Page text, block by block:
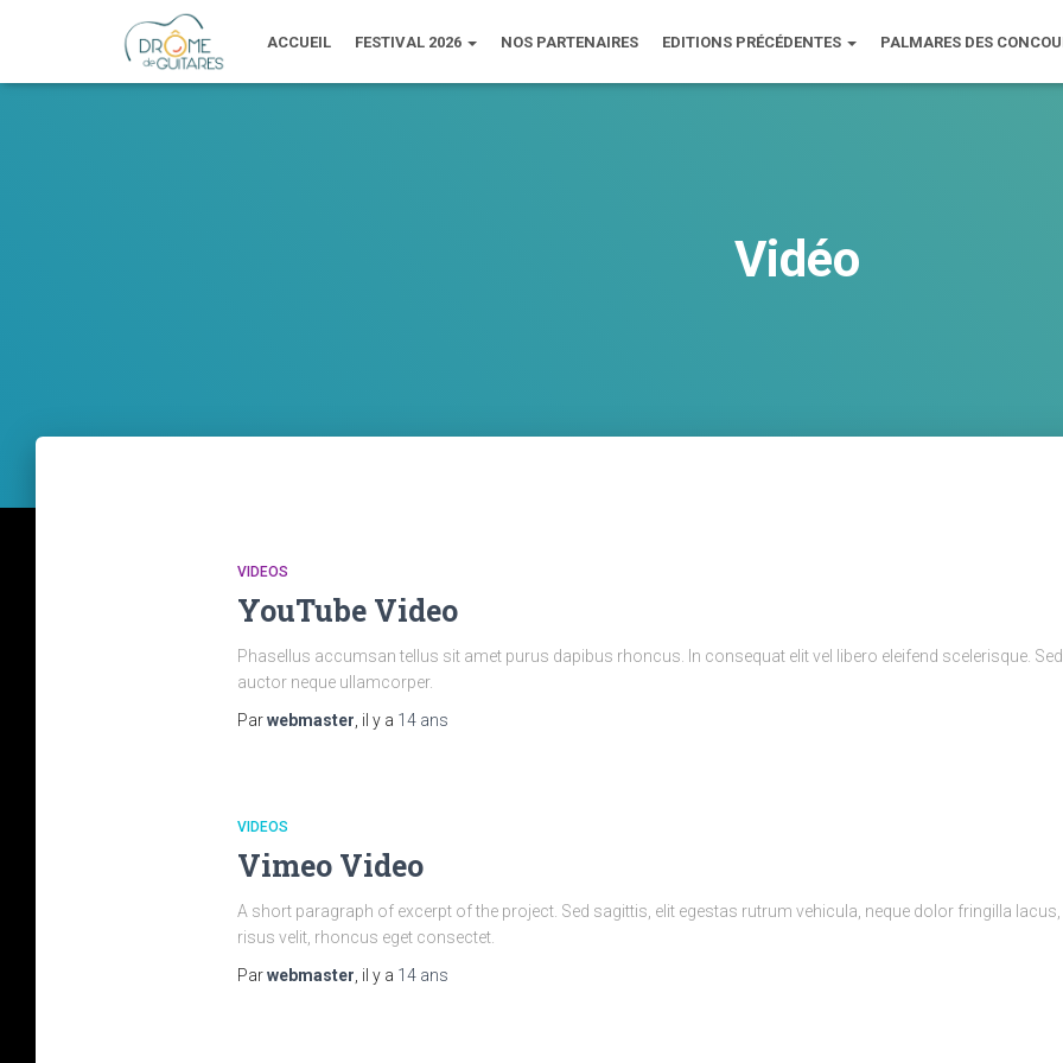
ACCUEIL FESTIVAL 2026 NOS PARTENAIRES EDITIONS PRÉCÉDENTES PALMARES DES
Vidéo
VIDEOS
YouTube Video
Phasellus accumsan tellus sit amet purus dapibus rhoncus. In consequat elit vel libero eleifend scelerisque.
auctor neque ullamcorper.
Parwebmaster , il y a 14 ans
VIDEOS
Vimeo Video
A short paragraph of excerpt of the project. Sed sagittis, elit egestas rutrum vehicula, neque dolor fringilla
risus velit, rhoncus eget consectet.
Parwebmaster , il y a 14 ans